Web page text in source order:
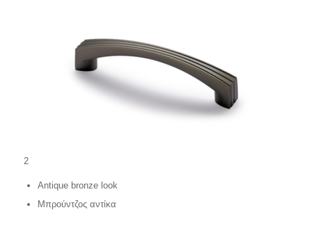
2
Antique bronze look
Μπρούντζος αντίκα